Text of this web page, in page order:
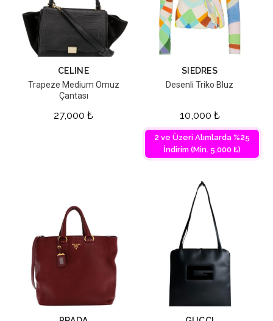
CELINE
Trapeze Medium Omuz
Çantası
27,000 ₺
SIEDRES
Desenli Triko Bluz
10,000 ₺
2 ve Üzeri Alımlarda %25
İndirim (Min. 5,000 ₺)